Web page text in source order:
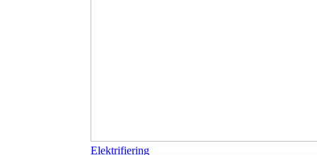
Elektrifiering